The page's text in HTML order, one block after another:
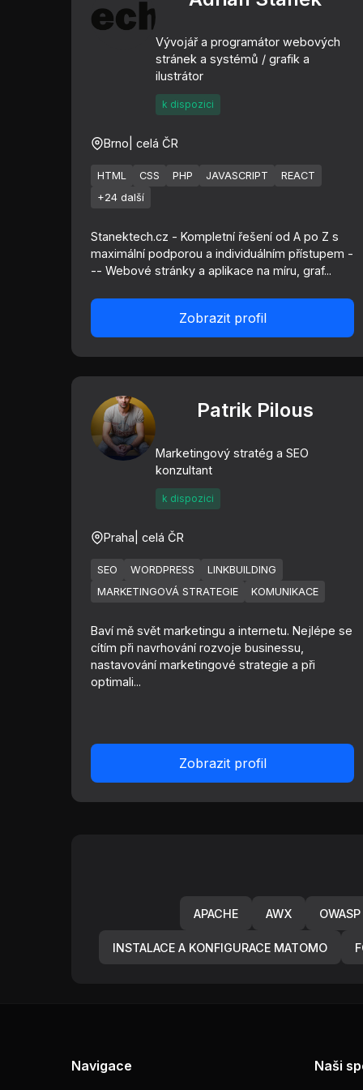
Vývojář a programátor webových
stránek a systémů / grafik a
ilustrátor
k dispozici
Brno | celá ČR
HTML CSS PHP JAVASCRIPT
REACT
+24 další
Stanektech.cz - Kompletní řešení od A po Z s
maximální podporou a individuálním přístupem -
-- Webové stránky a aplikace na míru, graf...
Zobrazit profil
Patrik Pilous
Marketingový stratég a SEO
konzultant
k dispozici
Praha | celá ČR
SEO WORDPRESS
LINKBUILDING
MARKETINGOVÁ STRATEGIE
KOMUNIKACE
Baví mě svět marketingu a internetu. Nejlépe se
cítím při navrhování rozvoje businessu,
nastavování marketingové strategie a při
optimali...
Zobrazit profil
APACHE AWX
INSTALACE A KONFIGURACE MATOMO
Navigace Naši